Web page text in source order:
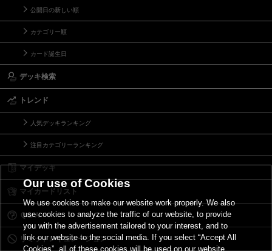
公開日の新しい順
カテゴリー順
カード誕生日
デッキ検索
トレンド
人気デッキランキング
注目カテゴリーランキング
マイデッキ
マイカードリスト
Ｑ＆Ａ
リミットレギュレーション
Our use of Cookies
We use cookies to make our website work properly. We also
use cookies to analyze the traffic of our website, to provide
you with the advertisement tailored to your interest, and to
link our website to the social media. If you select “Accept All
Cookies”, all of these cookies will be used on our website.